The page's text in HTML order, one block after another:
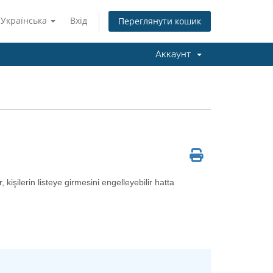
Українська Вхід Переглянути кошик
Аккаунт
kişilerin listeye girmesini engelleyebilir hatta